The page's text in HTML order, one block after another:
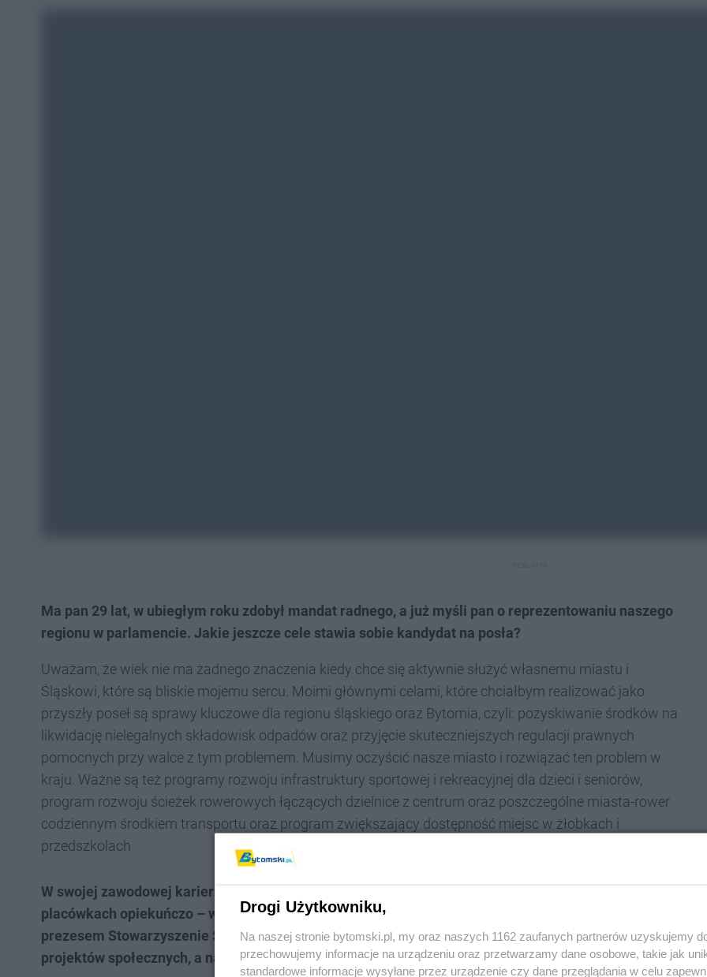
Ma pan 29 lat, w ubiegłym roku zdobył mandat radnego, a już myśli pan o reprezentowaniu naszego
regionu w parlamencie. Jakie jeszcze cele stawia sobie kandydat na posła?
Uważam, że wiek nie ma żadnego znaczenia kiedy chce się aktywnie służyć własnemu miastu i
Śląskowi, które są bliskie mojemu sercu. Moimi głównymi celami, które chciałbym realizować jako
przyszły poseł są sprawy kluczowe dla regionu śląskiego oraz Bytomia, czyli: pozyskiwanie środków na
likwidację nielegalnych składowisk odpadów oraz przyjęcie skuteczniejszych regulacji prawnych
pomocnych przy walce z tym problemem. Musimy oczyścić nasze miasto i rozwiązać ten problem w
kraju. Ważne są też programy rozwoju infrastruktury sportowej i rekreacyjnej dla dzieci i seniorów,
program rozwoju ścieżek rowerowych łączących dzielnice z centrum oraz poszczególne miasta-rower
codziennym środkiem transportu oraz program zwiększający dostępność miejsc w żłobkach i
przedszkolach
W swojej zawodowej karierze był pan już kuratorem społecznym, wychowawcą w katowickich
placówkach opiekuńczo – wychowawczych m.in. Dom Dziecka „Stanica”, a obecnie jest pan
prezesem Stowarzyszenie Spartakus oraz bytomskim radnym. Życiorys pełny jest lokalnych
projektów społecznych, a na jakiej aktywności chciałby się pan skupić jako poseł?
Drogi Użytkowniku,
Na naszej stronie bytomski.pl, my oraz naszych 1162 zaufanych partnerów uzyskujemy
przechowujemy informacje na urządzeniu oraz przetwarzamy dane osobowe, takie jak
standardowe informacje wysyłane przez urządzenie czy dane przeglądania w celu